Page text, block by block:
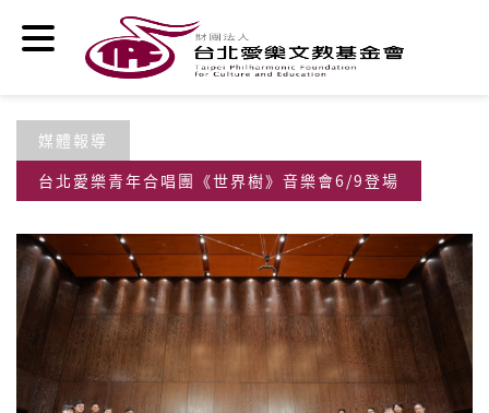
媒體報導
台北愛樂青年合唱團《世界樹》音樂會6/9登場